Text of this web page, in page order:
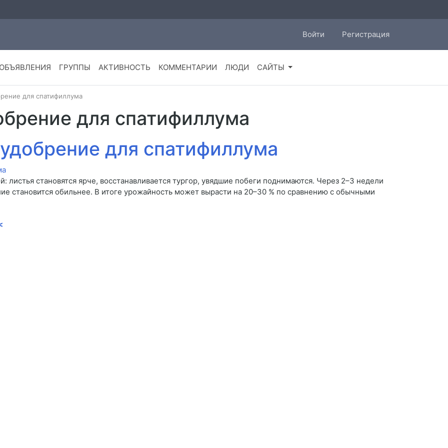
Войти Регистрация
ОБЪЯВЛЕНИЯ ГРУППЫ АКТИВНОСТЬ КОММЕНТАРИИ ЛЮДИ САЙТЫ
для спатифиллума
для спатифиллума
для спатифиллума
становятся ярче, восстанавливается тургор, увядшие побеги поднимаются. Через 2–3 недели
становится обильнее. В итоге урожайность может вырасти на 20–30 % по сравнению с обычными